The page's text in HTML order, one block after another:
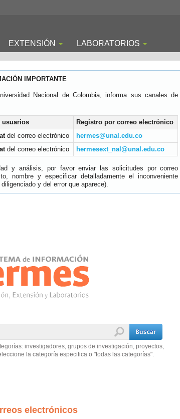
EXTENSIÓN LABORATORIOS
IMPORTANTE
Nacional de Colombia, informa sus canales de
usuarios
Registro por correo electrónico
del correo electrónico
hermes@unal.edu.co
del correo electrónico hermesext_nal@unal.edu.co
y análisis, por favor enviar las solicitudes por correo
nombre y especificar detalladamente el inconveniente
y del error que aparece).
investigadores, grupos de investigación, proyectos,
la categoría especifica o "todas las categorías".
electrónicos